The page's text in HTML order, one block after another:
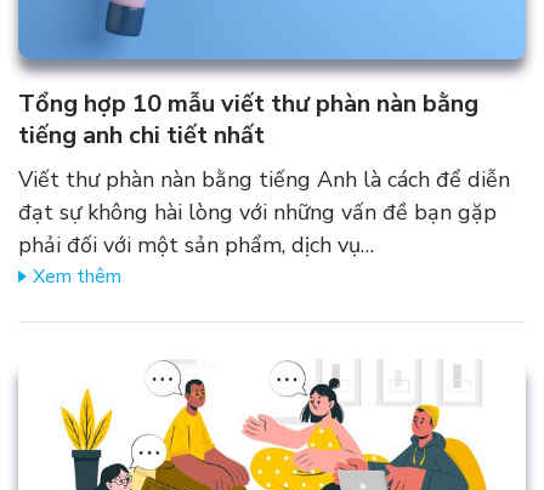
Tổng hợp 10 mẫu viết thư phàn nàn bằng
tiếng anh chi tiết nhất
Viết thư phàn nàn bằng tiếng Anh là cách để diễn
đạt sự không hài lòng với những vấn đề bạn gặp
phải đối với một sản phẩm, dịch vụ…
Xem thêm